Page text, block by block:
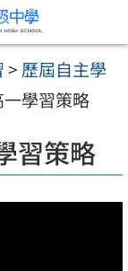
> 歷屆自主學
學習策略
習策略